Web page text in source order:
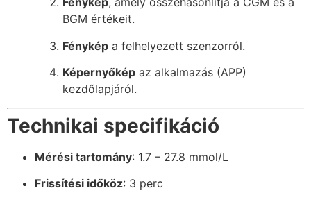
BGM értékeit.
Fénykép a felhelyezett szenzorról.
Képernyőkép az alkalmazás (APP)
kezdőlapjáról.
Technikai specifikáció
Mérési tartomány: 1.7 – 27.8 mmol/L
Frissítési időköz: 3 perc